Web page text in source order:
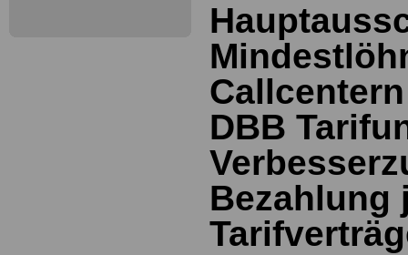
DBB
Bezahlung